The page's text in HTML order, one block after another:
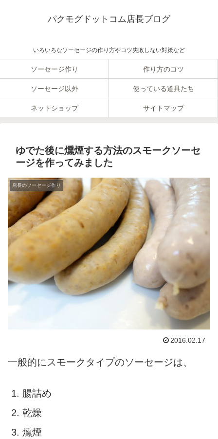
パクモグドットコム店長ブログ
いろいろなソーセージの作り方やコツ失敗しない対策など
ソーセージ作り 作り方のコツ
ソーセージ以外 使っている道具たち
ネットショップ サイトマップ
ゆでた後に燻煙する方法のスモークソーセ
ージを作ってみました
店長のソーセージ作り
2016.02.17
一般的にスモークタイプのソーセージは、
腸詰め
乾燥
燻煙